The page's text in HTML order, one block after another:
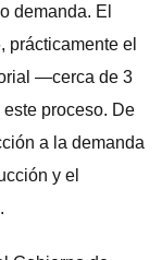
demanda. El
prácticamente el
—cerca de 3
proceso. De
a la demanda
y el